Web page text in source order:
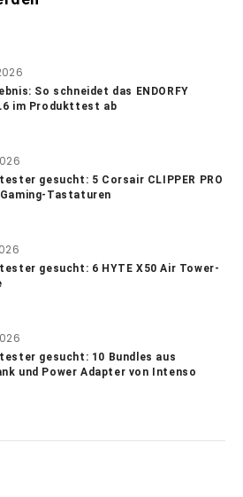
So schneidet das ENDORFY
im Produkttest ab
gesucht: 5 Corsair CLIPPER PRO
Tastaturen
gesucht: 6 HYTE X50 Air Tower-
gesucht: 10 Bundles aus
und Power Adapter von Intenso